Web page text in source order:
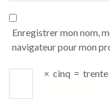
Enregistrer mon nom,
navigateur pour mon
× cinq = trente